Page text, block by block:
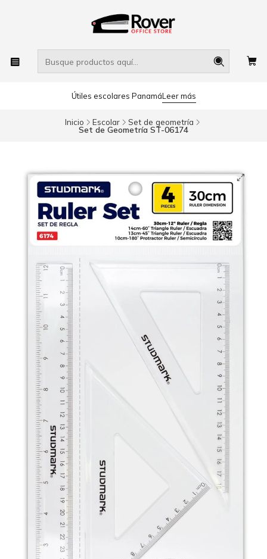
Útiles escolares PanamáLeer más
Inicio Escolar Set de geometría
Set de Geometría ST-06174